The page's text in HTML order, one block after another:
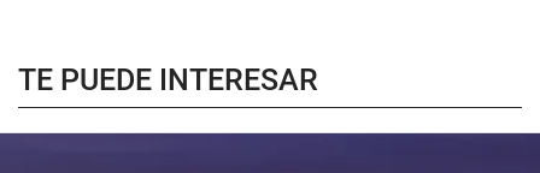
TE PUEDE INTERESAR